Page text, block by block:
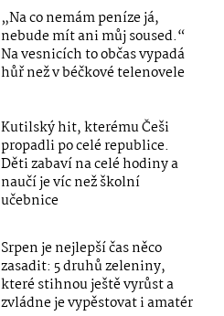
„Na co nemám peníze já,
nebude mít ani můj soused.“
Na vesnicích to občas vypadá
hůř než v béčkové telenovele
Kutilský hit, kterému Češi
propadli po celé republice.
Děti zabaví na celé hodiny a
naučí je víc než školní
učebnice
Srpen je nejlepší čas něco
zasadit: 5 druhů zeleniny,
které stihnou ještě vyrůst a
zvládne je vypěstovat i amatér